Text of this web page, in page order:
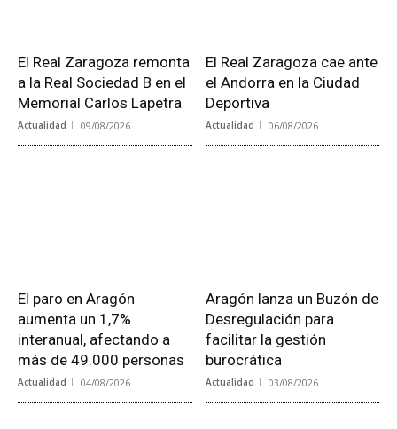
El Real Zaragoza remonta
a la Real Sociedad B en el
Memorial Carlos Lapetra
Actualidad 09/08/2026
El Real Zaragoza cae ante
el Andorra en la Ciudad
Deportiva
Actualidad 06/08/2026
El paro en Aragón
aumenta un 1,7%
interanual, afectando a
más de 49.000 personas
Actualidad 04/08/2026
Aragón lanza un Buzón de
Desregulación para
facilitar la gestión
burocrática
Actualidad 03/08/2026